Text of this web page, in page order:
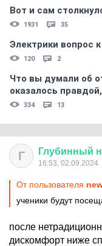
Вот и сам
1931 35
Электрики вопрос
120 2
Что вы думали об
оказалось
334 13
Г Глубинный
16:53, 02.09.2024
От пользователя
ученики будут
после
дискомфорт ниже